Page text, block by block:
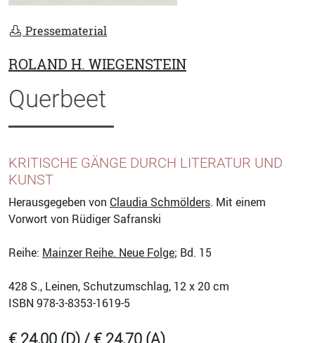
Pressematerial
ROLAND H. WIEGENSTEIN
Querbeet
KRITISCHE GÄNGE DURCH LITERATUR UND
KUNST
Herausgegeben von Claudia Schmölders. Mit einem
Vorwort von Rüdiger Safranski
Reihe: Mainzer Reihe. Neue Folge; Bd. 15
428 S., Leinen, Schutzumschlag, 12 x 20 cm
ISBN 978-3-8353-1619-5
€ 24,00 (D) / € 24,70 (A)